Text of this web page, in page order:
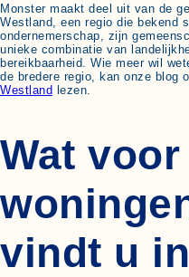
Monster maakt deel uit van de
Westland, een regio die bekend
ondernemerschap, zijn
unieke combinatie van
bereikbaarheid. Wie meer wil
de bredere regio, kan onze blog
Westland lezen.
Wat voor
vindt u in